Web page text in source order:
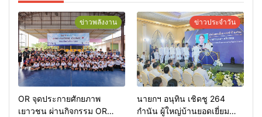
ข่าวพลังงาน
OR จุดประกายศักยภาพ
เยาวชน ผ่านกิจกรรม OR
ข่าวประจำวัน
นายกฯ อนุทิน เชิดชู 264
กำนัน ผู้ใหญ่บ้านยอดเยี่ยม